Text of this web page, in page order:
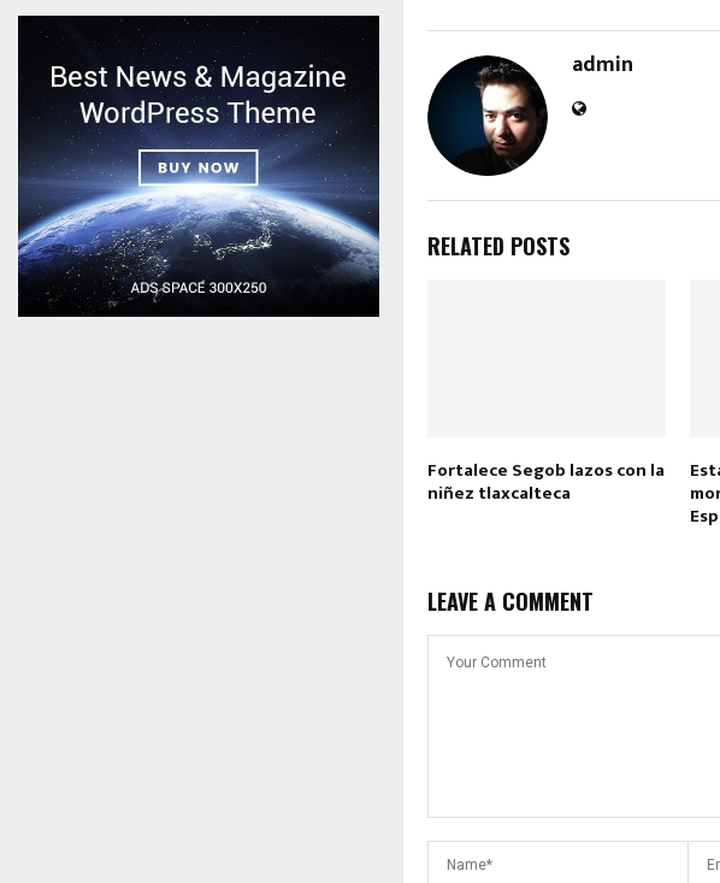
admin
RELATED POSTS
Fortalece Segob lazos con la
niñez tlaxcalteca
LEAVE A COMMENT